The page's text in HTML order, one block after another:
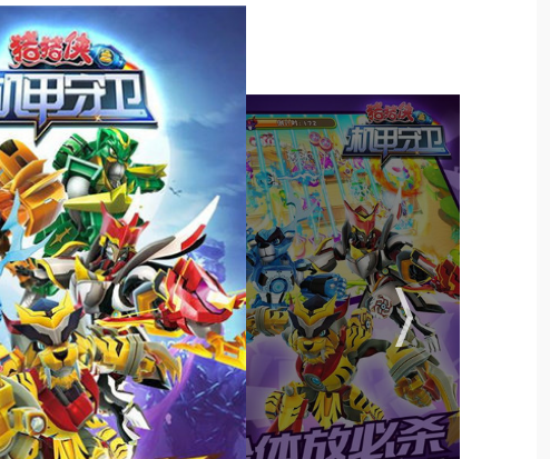
求，灵活搭配不同的五灵机甲和炮台，以发挥最大的战斗